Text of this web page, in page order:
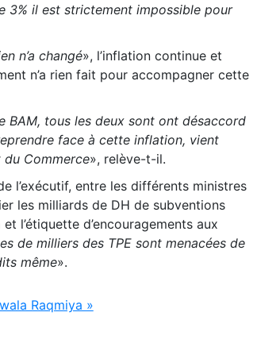
3% il est strictement impossible pour
n’a changé», l’inflation continue et
n’a rien fait pour accompagner cette
BAM, tous les deux sont ont désaccord
face à cette inflation, vient
du Commerce», relève-t-il.
l’exécutif, entre les différents ministres
les milliards de DH de subventions
l’étiquette d’encouragements aux
de milliers des TPE sont menacées de
même».
Raqmiya »